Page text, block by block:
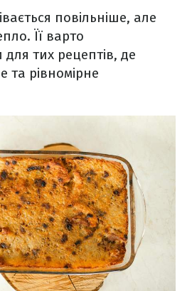
повільніше, але
Її варто
тих рецептів, де
та рівномірне